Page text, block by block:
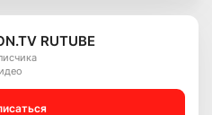
RUTUBE